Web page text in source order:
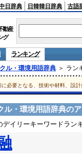
日辞典 日韓韓日辞典 古語
動産
グ
ランキング
ル・環境用語辞典＞ ラン
必要となる、技術や材料、設
ル・環境用語辞典の
デイリーキーワードラン